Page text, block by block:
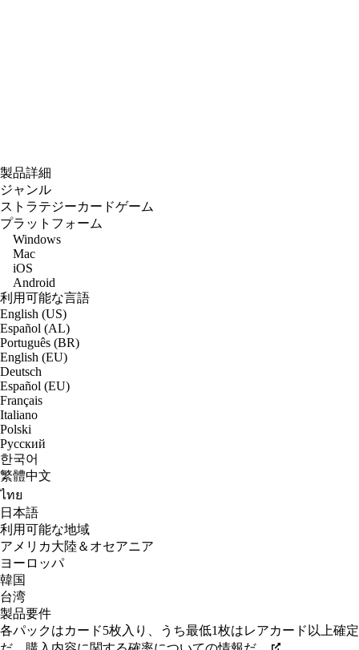
製品詳細
ジャンル
ストラテジーカードゲーム
プラットフォーム
Windows
Mac
iOS
Android
利用可能な言語
English (US)
Español (AL)
Português (BR)
English (EU)
Deutsch
Español (EU)
Français
Italiano
Polski
Русский
한국어
繁體中文
ไทย
日本語
利用可能な地域
アメリカ大陸＆オセアニア
ヨーロッパ
韓国
台湾
製品要件
各パックはカード5枚入り、うち最低1枚はレアカード以上確定